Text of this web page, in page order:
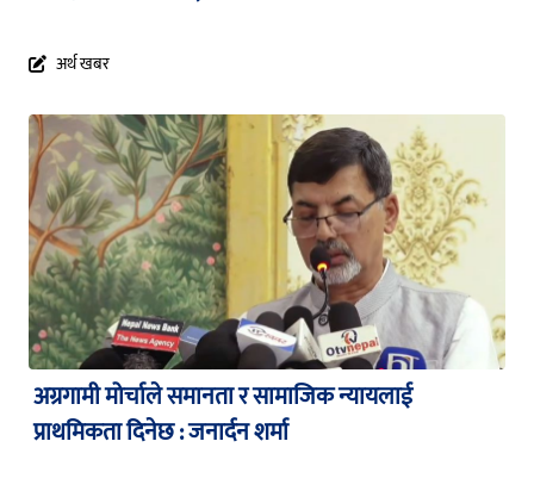
अर्थ खबर
अग्रगामी मोर्चाले समानता र सामाजिक न्यायलाई
प्राथमिकता दिनेछ : जनार्दन शर्मा